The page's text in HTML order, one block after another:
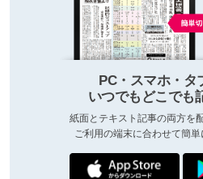
PC・スマホ・タ
いつでもどこでも
紙面とテキスト記事の両方を
ご利用の端末に合わせて簡単